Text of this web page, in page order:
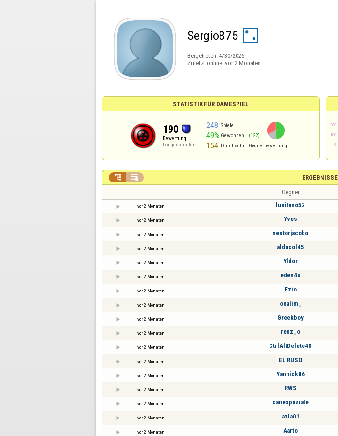
Sergio875
Beigetreten: 4/30/2026
Zuletzt online: vor 2 Monaten
STATISTIK FÜR DAMESPIEL
190
Bewertung
Fortgeschritten
248 Spiele
49% Gewonnen (122)
154 Durchschn. Gegnerbewertung
ERGEBNISSE
 
Gegner
vor 2 Monaten lusitano52
vor 2 Monaten Yves
vor 2 Monaten nestorjacobo
vor 2 Monaten aldocol45
vor 2 Monaten Yldor
vor 2 Monaten eden4u
vor 2 Monaten Ezio
vor 2 Monaten onalim_
vor 2 Monaten Greekboy
vor 2 Monaten renz_o
vor 2 Monaten CtrlAltDelete40
vor 2 Monaten EL RUSO
vor 2 Monaten Yannick86
vor 2 Monaten RWS
vor 2 Monaten canespaziale
vor 2 Monaten azla01
vor 2 Monaten Aarto